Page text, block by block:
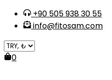
Skip
+90 505 938 30 55
info@fitosam.com
0